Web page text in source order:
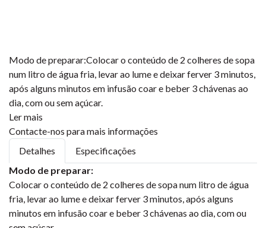
Modo de preparar:Colocar o conteúdo de 2 colheres de sopa
num litro de água fria, levar ao lume e deixar ferver 3 minutos,
após alguns minutos em infusão coar e beber 3 chávenas ao
dia, com ou sem açúcar.
Ler mais
Contacte-nos para mais informações
Detalhes
Especificações
Modo de preparar:
Colocar o conteúdo de 2 colheres de sopa num litro de água
fria, levar ao lume e deixar ferver 3 minutos, após alguns
minutos em infusão coar e beber 3 chávenas ao dia, com ou